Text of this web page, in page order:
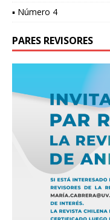
▪ Número 4
PARES REVISORES